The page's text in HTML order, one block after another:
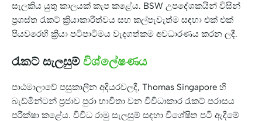
සැලකිය යුතු කාලයක් කැප කළේය. BSW උපදේශකයින් විසින්
ප්‍රශස්ත රැකට් ක්‍රියාකාරීත්වය සහ කල්පැවැත්ම සඳහා එක් එක්
පියවරෙහි ක්‍රියා පටිපාටිමය වැදගත්කම අවධාරණය කරන ලදී.
රැකට් සැලසුම් විශ්ලේෂණය
පාඨමාලාවේ පසුකාලීන අදියරවලදී, Thomas Singapore හි
බැඩ්මින්ටන් ප්‍රජාව පුරා භාවිතා වන විවිධාකාර රැකට් පරාසය
පරීක්ෂා කළේය. විවිධ රාමු සැලසුම් සඳහා විශේෂිත පටි ඇදීමේ